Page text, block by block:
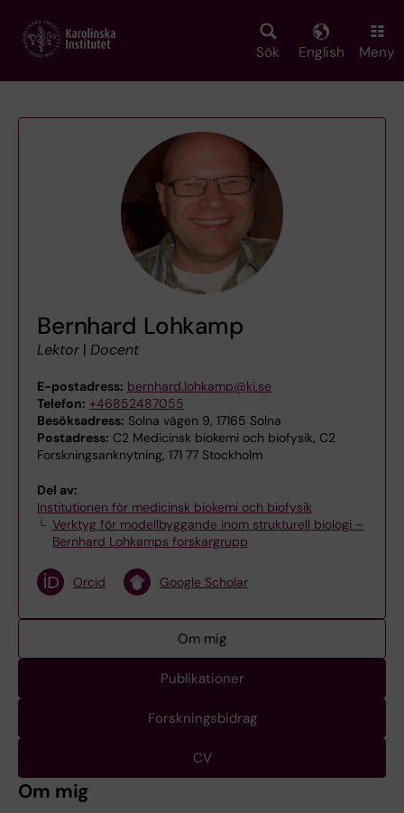
main
Sök English Meny
Bernhard Lohkamp
Lektor | Docent
E-postadress: bernhard.lohkamp@ki.se
Telefon: +46852487055
Besöksadress: Solna vägen 9, 17165 Solna
Postadress: C2 Medicinsk biokemi och biofysik, C2
Forskningsanknytning, 171 77 Stockholm
Del av:
Institutionen för medicinsk biokemi och biofysik
Verktyg för modellbyggande inom strukturell biologi –
Bernhard Lohkamps forskargrupp
Orcid Google Scholar
Om mig
Publikationer
Forskningsbidrag
CV
Om mig